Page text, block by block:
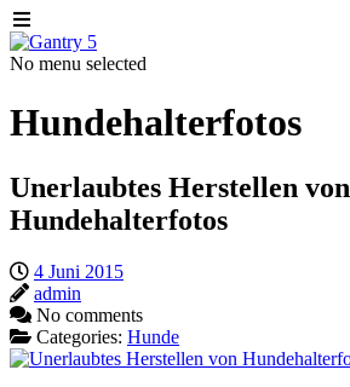
No menu selected
Hundehalterfotos
Unerlaubtes Herstellen von
Hundehalterfotos
4 Juni 2015
admin
No comments
Categories: Hunde